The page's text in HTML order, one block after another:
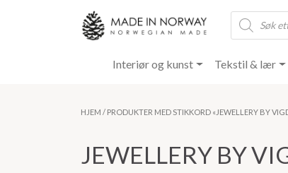
Products
search
Interiør og kunst Tekstil & lær
HJEM / PRODUKTER MED STIKKORD «JEWELLERY BY
JEWELLERY BY